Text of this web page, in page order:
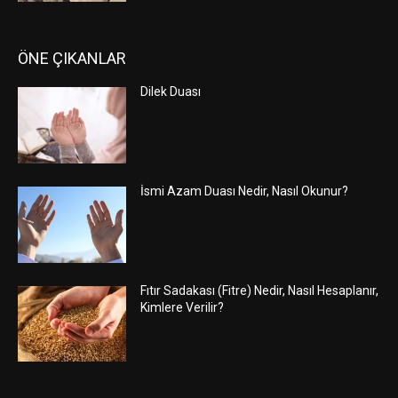
ÖNE ÇIKANLAR
Dilek Duası
İsmi Azam Duası Nedir, Nasıl Okunur?
Fıtır Sadakası (Fitre) Nedir, Nasıl Hesaplanır,
Kimlere Verilir?